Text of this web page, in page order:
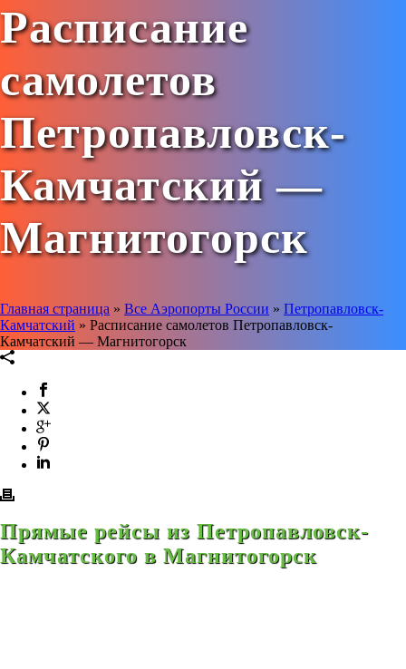
Расписание
самолетов
Петропавловск-
Камчатский —
Магнитогорск
Главная страница » Все Аэропорты России » Петропавловск-
Камчатский » Расписание самолетов Петропавловск-
Камчатский — Магнитогорск
Прямые рейсы из Петропавловск-
Камчатского в Магнитогорск